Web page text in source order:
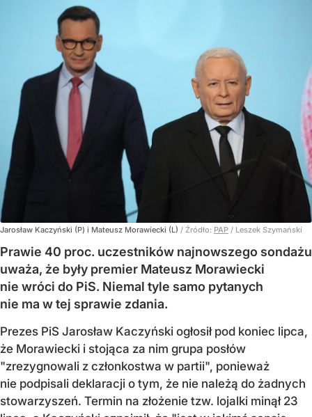
Jarosław Kaczyński (P) i Mateusz Morawiecki (L) / Źródło: PAP / Leszek Szymański
Prawie 40 proc. uczestników najnowszego sondażu
uważa, że były premier Mateusz Morawiecki
nie wróci do PiS. Niemal tyle samo pytanych
nie ma w tej sprawie zdania.
Prezes PiS Jarosław Kaczyński ogłosił pod koniec lipca,
że Morawiecki i stojąca za nim grupa posłów
"zrezygnowali z członkostwa w partii", ponieważ
nie podpisali deklaracji o tym, że nie należą do żadnych
stowarzyszeń. Termin na złożenie tzw. lojalki minął 23